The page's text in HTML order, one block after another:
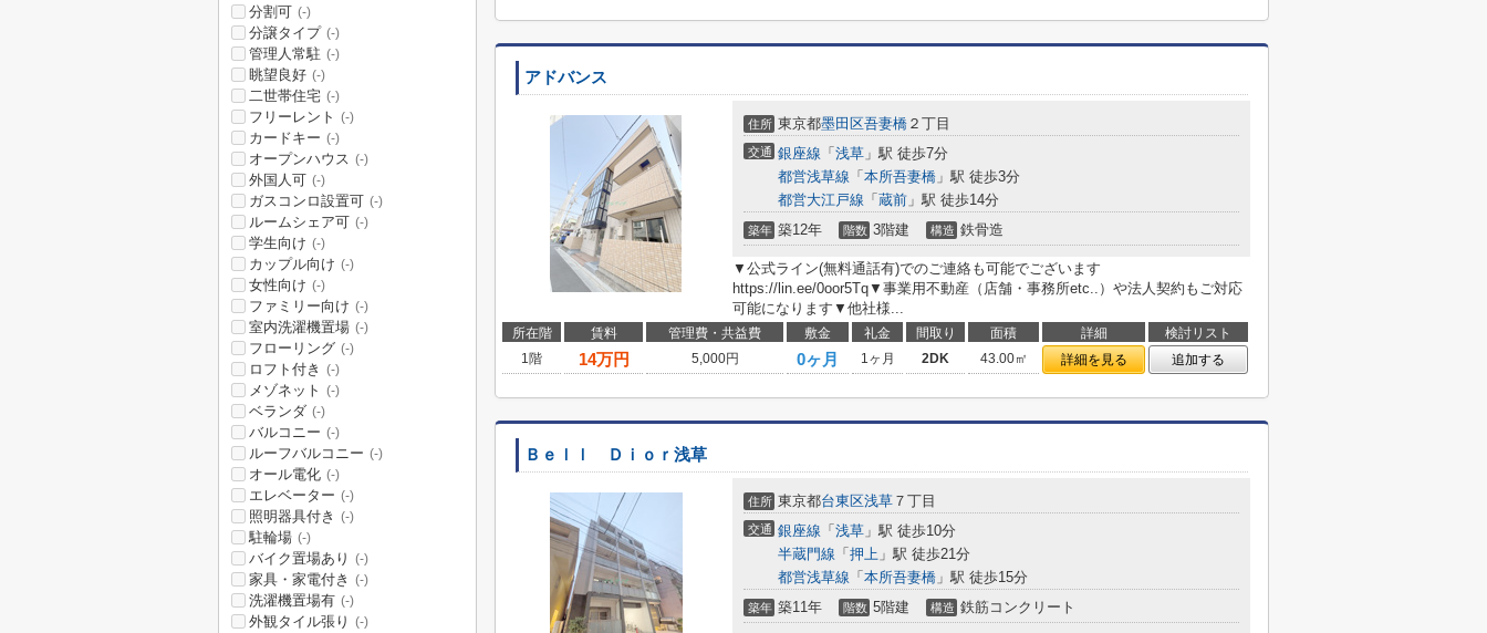
アドバンス
住所 東京都墨田区吾妻橋 ２丁目
交通 銀座線 「 浅草 」駅 徒歩7分
都営浅草線 「 本所吾妻橋 」駅 徒歩3分
都営大江戸線 「 蔵前 」駅 徒歩14分
築年 築12年 階数 3階建 構造 鉄骨造
▼公式ライン(無料通話有)でのご連絡も可能でございます
https://lin.ee/0oor5Tq▼事業用不動産（店舗・事務所etc..）や法人契約もご対応
可能になります▼他社様...
所在階 賃料 管理費・共益費 敷金 礼金 間取り 面積 詳細
検討リスト
1階
14万円 5,000円 0ヶ月 1ヶ月 2DK 43.00㎡ 詳細を見る 追加する
Ｂｅｌｌ Ｄｉｏｒ浅草
住所 東京都台東区浅草 ７丁目
交通 銀座線 「 浅草 」駅 徒歩10分
半蔵門線 「 押上 」駅 徒歩21分
都営浅草線 「 本所吾妻橋 」駅 徒歩15分
築年 築11年 階数 5階建 構造 鉄筋コンクリート
分割可 (-)
分譲タイプ (-)
管理人常駐 (-)
眺望良好 (-)
二世帯住宅 (-)
フリーレント (-)
カードキー (-)
オープンハウス (-)
外国人可 (-)
ガスコンロ設置可 (-)
ルームシェア可 (-)
学生向け (-)
カップル向け (-)
女性向け (-)
ファミリー向け (-)
室内洗濯機置場 (-)
フローリング (-)
ロフト付き (-)
メゾネット (-)
ベランダ (-)
バルコニー (-)
ルーフバルコニー (-)
オール電化 (-)
エレベーター (-)
照明器具付き (-)
駐輪場 (-)
バイク置場あり (-)
家具・家電付き (-)
洗濯機置場有 (-)
外観タイル張り (-)